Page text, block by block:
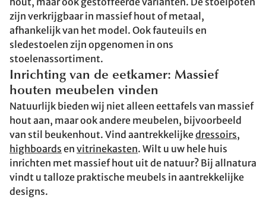
zijn verkrijgbaar in massief hout of metaal,
afhankelijk van het model. Ook fauteuils en
sledestoelen zijn opgenomen in ons
stoelenassortiment.
Inrichting van de eetkamer: Massief
houten meubelen vinden
Natuurlijk bieden wij niet alleen eettafels van massief
hout aan, maar ook andere meubelen, bijvoorbeeld
van stil beukenhout. Vind aantrekkelijkedressoirs,
highboards en vitrinekasten. Wilt u uw hele huis
inrichten met massief hout uit de natuur? Bij allnatura
vindt u talloze praktische meubels in aantrekkelijke
designs.